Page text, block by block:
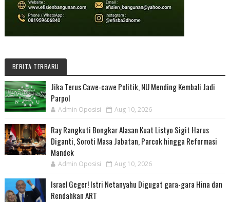
BERITA TERBARU
Jika Terus Cawe-cawe Politik, NU Mending Kembali Jadi
Parpol
Admin Oposisi Aug 10, 2026
Ray Rangkuti Bongkar Alasan Kuat Listyo Sigit Harus
Diganti, Soroti Masa Jabatan, Parcok hingga Reformasi
Mandek
Admin Oposisi Aug 10, 2026
Israel Geger! Istri Netanyahu Digugat gara-gara Hina dan
Rendahkan ART